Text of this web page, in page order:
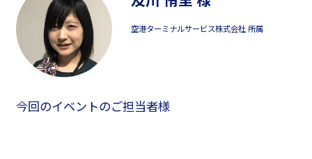
空港ターミナルサービス株式会社 所属
今回のイベントのご担当者様